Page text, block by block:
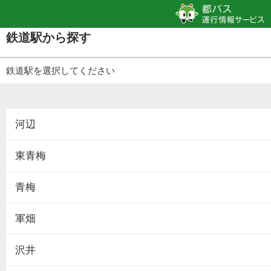
鉄道駅から探す
鉄道駅を選択してください
河辺
東青梅
青梅
軍畑
沢井